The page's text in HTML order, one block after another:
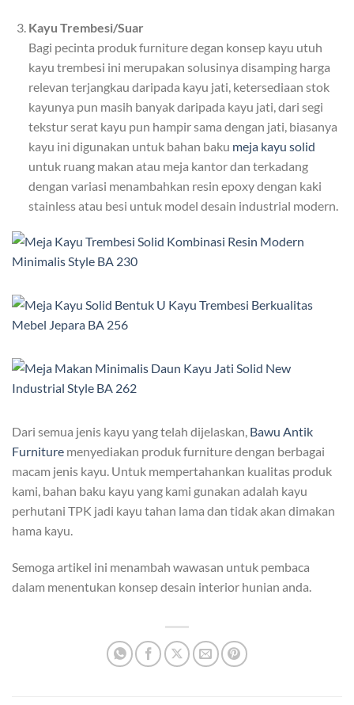
Kayu Trembesi/Suar
Bagi pecinta produk furniture degan konsep kayu utuh
kayu trembesi ini merupakan solusinya disamping harga
relevan terjangkau daripada kayu jati, ketersediaan stok
kayunya pun masih banyak daripada kayu jati, dari segi
tekstur serat kayu pun hampir sama dengan jati, biasanya
kayu ini digunakan untuk bahan baku meja kayu solid
untuk ruang makan atau meja kantor dan terkadang
dengan variasi menambahkan resin epoxy dengan kaki
stainless atau besi untuk model desain industrial modern.
Dari semua jenis kayu yang telah dijelaskan, Bawu Antik
Furniture menyediakan produk furniture dengan berbagai
macam jenis kayu. Untuk mempertahankan kualitas produk
kami, bahan baku kayu yang kami gunakan adalah kayu
perhutani TPK jadi kayu tahan lama dan tidak akan dimakan
hama kayu.
Semoga artikel ini menambah wawasan untuk pembaca
dalam menentukan konsep desain interior hunian anda.